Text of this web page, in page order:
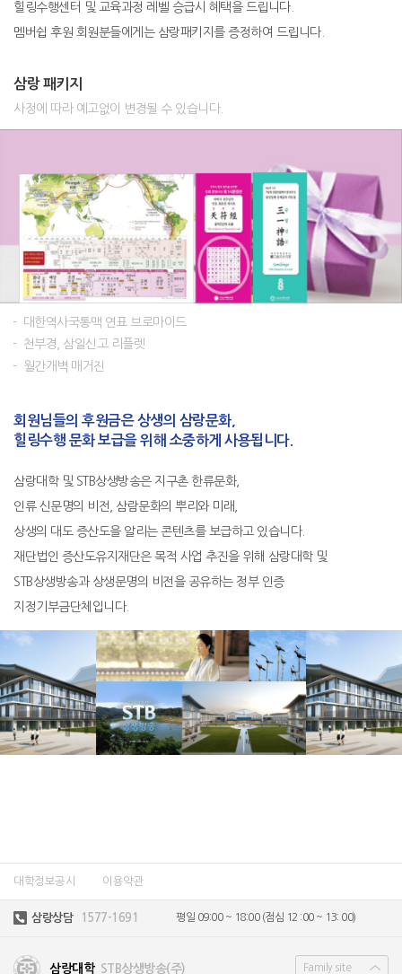
힐링수행센터 및 교육과정 레벨 승급시 혜택을 드립니다.
멤버쉽 후원 회원분들에게는 삼랑패키지를 증정하여 드립니다.
삼랑 패키지
사정에 따라 예고없이 변경될 수 있습니다.
대한역사국통맥 연표 브로마이드
천부경, 삼일신고 리플렛
월간개벽 매거진
회원님들의 후원금은 상생의 삼랑문화,
힐링수행 문화 보급을 위해 소중하게 사용됩니다.
삼랑대학 및 STB상생방송은 지구촌 한류문화,
인류 신문명의 비전, 삼람문화의 뿌리와 미래,
상생의 대도 증산도을 알리는 콘텐츠를 보급하고 있습니다.
재단법인 증산도유지재단은 목적 사업 추진을 위해 삼랑대학 및
STB상생방송과 상생문명의 비전을 공유하는 정부 인증
지정기부금단체입니다.
대학정보공시 이용약관
삼랑상담 1577-1691 평일 09:00 ~ 18:00 (점심 12 :00 ~ 13: 00)
Family site
삼랑대학 STB상생방송(주)